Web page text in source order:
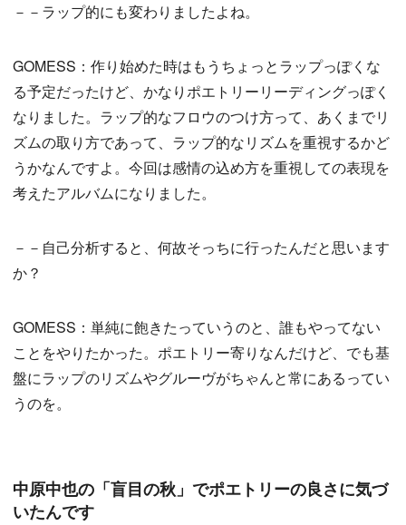
－－ラップ的にも変わりましたよね。
GOMESS：作り始めた時はもうちょっとラップっぽくな
る予定だったけど、かなりポエトリーリーディングっぽく
なりました。ラップ的なフロウのつけ方って、あくまでリ
ズムの取り方であって、ラップ的なリズムを重視するかど
うかなんですよ。今回は感情の込め方を重視しての表現を
考えたアルバムになりました。
－－自己分析すると、何故そっちに行ったんだと思います
か？
GOMESS：単純に飽きたっていうのと、誰もやってない
ことをやりたかった。ポエトリー寄りなんだけど、でも基
盤にラップのリズムやグルーヴがちゃんと常にあるってい
うのを。
中原中也の「盲目の秋」でポエトリーの良さに気づ
いたんです